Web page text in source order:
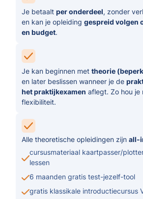
Je betaalt per onderdeel, zonder
en kan je opleiding gespreid volgen
en budget.
Je kan beginnen met theorie
en later beslissen wanneer je de
het praktijkexamen aflegt. Zo hou je
flexibiliteit.
Alle theoretische opleidingen zijn all-
cursusmateriaal kaartpasser/
lessen
6 maanden gratis test-jezelf-tool
gratis klassikale introductiecursus